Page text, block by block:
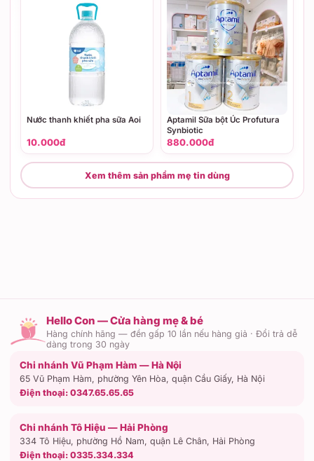
Nước thanh khiết pha sữa Aoi
10.000đ
Aptamil Sữa bột Úc Profutura
Synbiotic
880.000đ
Xem thêm sản phẩm mẹ tin dùng
Hello Con — Cửa hàng mẹ & bé
Hàng chính hãng — đền gấp 10 lần nếu hàng giả · Đổi trả dễ
dàng trong 30 ngày
Chi nhánh Vũ Phạm Hàm — Hà Nội
65 Vũ Phạm Hàm, phường Yên Hòa, quận Cầu Giấy, Hà Nội
Điện thoại: 0347.65.65.65
Chi nhánh Tô Hiệu — Hải Phòng
334 Tô Hiệu, phường Hồ Nam, quận Lê Chân, Hải Phòng
Điện thoại: 0335.334.334